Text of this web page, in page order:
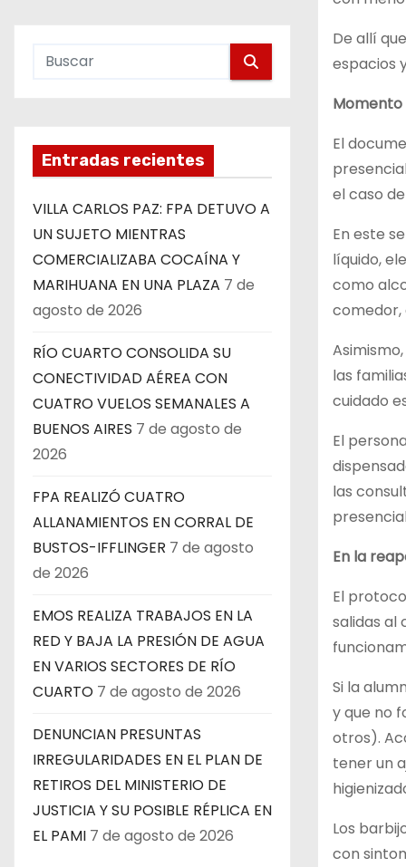
Entradas recientes
VILLA CARLOS PAZ: FPA DETUVO A
UN SUJETO MIENTRAS
COMERCIALIZABA COCAÍNA Y
MARIHUANA EN UNA PLAZA 7 de
agosto de 2026
RÍO CUARTO CONSOLIDA SU
CONECTIVIDAD AÉREA CON
CUATRO VUELOS SEMANALES A
BUENOS AIRES 7 de agosto de
2026
FPA REALIZÓ CUATRO
ALLANAMIENTOS EN CORRAL DE
BUSTOS-IFFLINGER 7 de agosto
de 2026
EMOS REALIZA TRABAJOS EN LA
RED Y BAJA LA PRESIÓN DE AGUA
EN VARIOS SECTORES DE RÍO
CUARTO 7 de agosto de 2026
DENUNCIAN PRESUNTAS
IRREGULARIDADES EN EL PLAN DE
RETIROS DEL MINISTERIO DE
JUSTICIA Y SU POSIBLE RÉPLICA EN
EL PAMI 7 de agosto de 2026
De allí
espacios
El
el caso
En este
líquido,
como
comedor,
las
cuidado
El
las
En la
El
salidas al
Si la
y que no
otros).
tener un
Los
con